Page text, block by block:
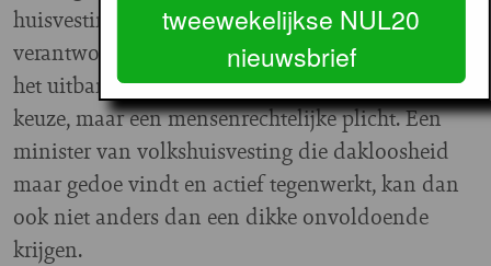
huisvesting is vastgelegd, met bijbehorende
verantwoordelijkheden. Snoeihard werken aan
het uitbannen van dakloosheid is geen politieke
keuze, maar een mensenrechtelijke plicht. Een
minister van volkshuisvesting die dakloosheid
maar gedoe vindt en actief tegenwerkt, kan dan
ook niet anders dan een dikke onvoldoende
krijgen.
tweewekelijkse NUL20
nieuwsbrief